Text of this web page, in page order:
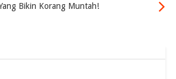
Bikin Korang Muntah!